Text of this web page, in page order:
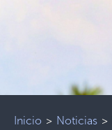
Inicio > Noticias>